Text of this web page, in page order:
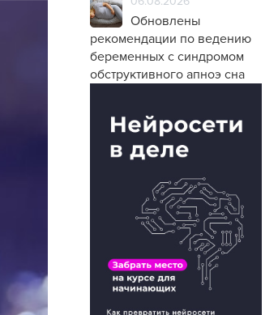
Обновлены
рекомендации по ведению
беременных с синдромом
обструктивного апноэ сна